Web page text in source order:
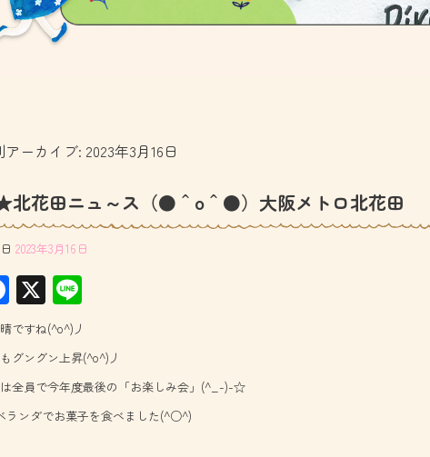
アーカイブ: 2023年3月16日
北花田ニュ～ス（●＾o＾●）大阪メトロ北花田
2023年3月16日
F
ac
e
b
o
ok
X
ですね(^o^)丿
グングン上昇(^o^)丿
全員で今年度最後の「お楽しみ会」(^_-)-☆
ランダでお菓子を食べました(^○^)